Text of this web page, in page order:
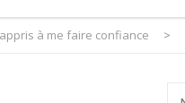
à me faire confiance >